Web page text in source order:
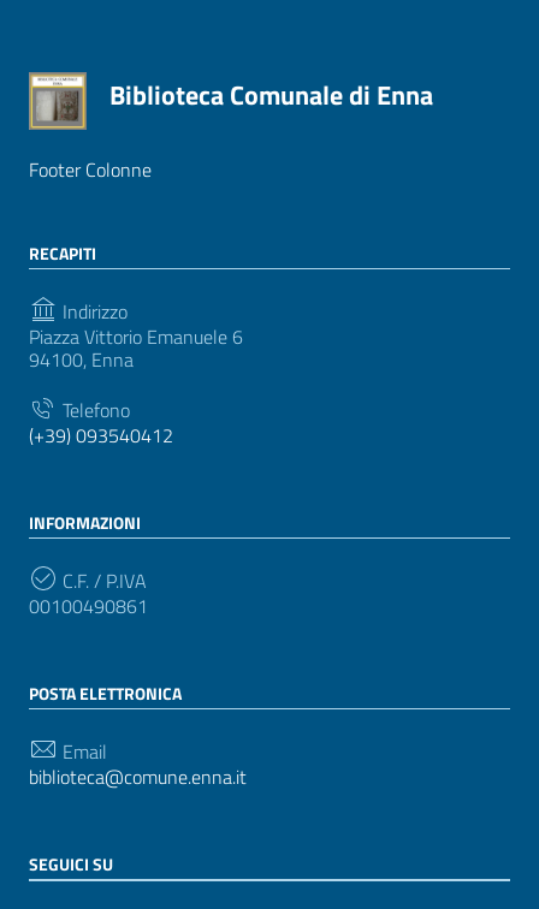
Biblioteca Comunale di Enna
Footer Colonne
RECAPITI
Indirizzo
Piazza Vittorio Emanuele 6
94100, Enna
Telefono
(+39) 093540412
INFORMAZIONI
C.F. / P.IVA
00100490861
POSTA ELETTRONICA
Email
biblioteca@comune.enna.it
SEGUICI SU